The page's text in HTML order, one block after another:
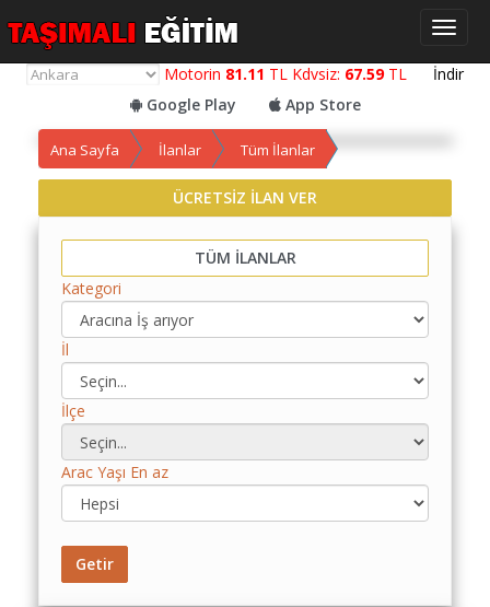
Motorin 81.11 TL Kdvsiz: 67.59TL İndir
Google Play
App Store
Yol
Maliyet
Yemek
Maliyet
Hesaplama
Kredili
Maliyet
Hesaplama
Toplu
Maliyet
Hesaplama
Ana Sayfa İlanlar Tüm İlanlar
ÜCRETSİZ İLAN VER
TÜM İLANLAR
Kategori
İl
İlçe
Arac Yaşı En az
Getir